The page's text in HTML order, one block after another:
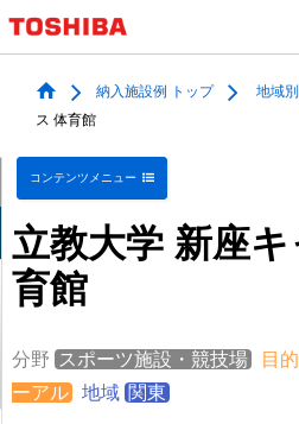
納入施設例 トップ 地域別
ス 体育館
コンテンツメニュー
立教大学 新座
育館
分野 スポーツ施設・競技場 目
ーアル
地域 関東